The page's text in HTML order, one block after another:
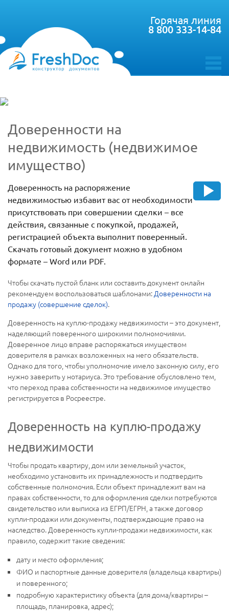
toggle
Горячая линия
8 800 333-14-84
Доверенности на
недвижимость (недвижимое
имущество)
Доверенность на распоряжение
недвижимостью избавит вас от необходимости
присутствовать при совершении сделки – все
действия, связанные с покупкой, продажей,
регистрацией объекта выполнит поверенный.
Скачать готовый документ можно в удобном
формате – Word или PDF.
Чтобы скачать пустой бланк или составить документ онлайн
рекомендуем воспользоваться шаблонами:Доверенности на
продажу (совершение сделок).
Доверенность на куплю-продажу недвижимости – это документ,
наделяющий поверенного широкими полномочиями.
Доверенное лицо вправе распоряжаться имуществом
доверителя в рамках возложенных на него обязательств.
Однако для того, чтобы уполномочие имело законную силу, его
нужно заверить у нотариуса. Это требование обусловлено тем,
что переход права собственности на недвижимое имущество
регистрируется в Росреестре.
Доверенность на куплю-продажу
недвижимости
Чтобы продать квартиру, дом или земельный участок,
необходимо установить их принадлежность и подтвердить
собственные полномочия. Если объект принадлежит вам на
правах собственности, то для оформления сделки потребуются
свидетельство или выписка из ЕГРП/ЕГРН, а также договор
купли-продажи или документы, подтверждающие право на
наследство. Доверенность купли-продажи недвижимости, как
правило, содержит такие сведения:
дату и место оформления;
ФИО и паспортные данные доверителя (владельца квартиры)
и поверенного;
подробную характеристику объекта (для дома/квартиры –
площадь, планировка, адрес);